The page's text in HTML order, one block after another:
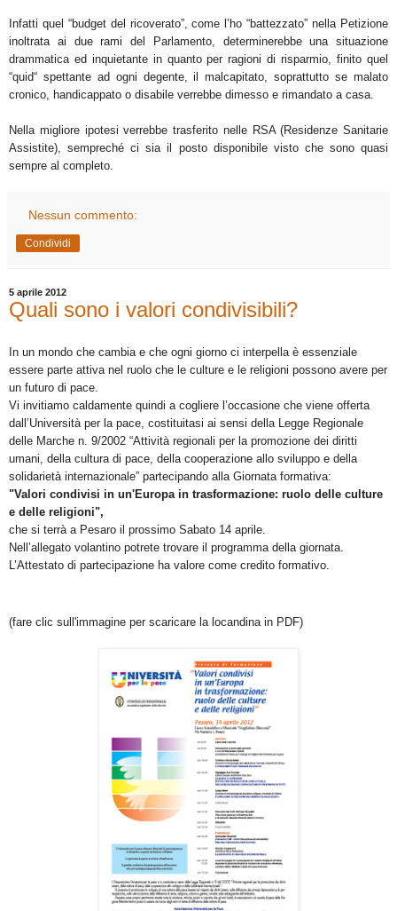
Infatti quel “budget del ricoverato”, come l’ho “battezzato” nella Petizione
inoltrata ai due rami del Parlamento, determinerebbe una situazione
drammatica ed inquietante in quanto per ragioni di risparmio, finito quel
“quid“ spettante ad ogni degente, il malcapitato, soprattutto se malato
cronico, handicappato o disabile verrebbe dimesso e rimandato a casa.
Nella migliore ipotesi verrebbe trasferito nelle RSA (Residenze Sanitarie
Assistite), sempreché ci sia il posto disponibile visto che sono quasi
sempre al completo.
Nessun commento:
Condividi
5 aprile 2012
Quali sono i valori condivisibili?
In un mondo che cambia e che ogni giorno ci interpella è essenziale
essere parte attiva nel ruolo che le culture e le religioni possono avere per
un futuro di pace.
Vi invitiamo caldamente quindi a cogliere l’occasione che viene offerta
dall’Università per la pace, costituitasi ai sensi della Legge Regionale
delle Marche n. 9/2002 “Attività regionali per la promozione dei diritti
umani, della cultura di pace, della cooperazione allo sviluppo e della
solidarietà internazionale” partecipando alla Giornata formativa:
"Valori condivisi in un'Europa in trasformazione: ruolo delle culture
e delle religioni",
che si terrà a Pesaro il prossimo Sabato 14 aprile.
Nell’allegato volantino potrete trovare il programma della giornata.
L’Attestato di partecipazione ha valore come credito formativo.
(fare clic sull'immagine per scaricare la locandina in PDF)